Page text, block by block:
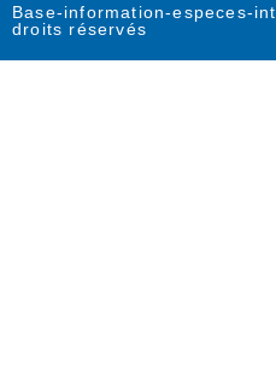
Base-information-especes-
droits réservés